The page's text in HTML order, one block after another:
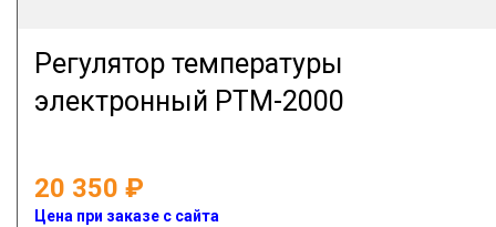
Регулятор температуры
электронный РТМ-2000
20 350
Цена при заказе с сайта